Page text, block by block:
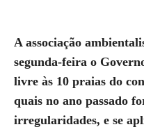
A associação
segunda-feira o
livre às 10 praias do
quais no ano passado
irregularidades, e se